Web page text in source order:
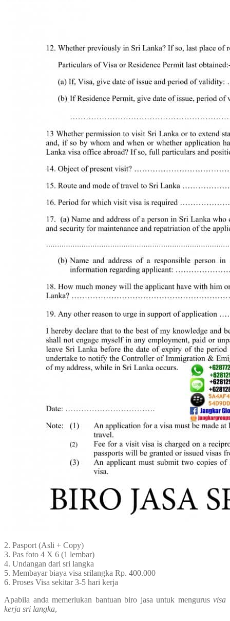
2. Pasport (Asli + Copy)
3. Pas foto 4 X 6 (1 lembar)
4. Undangan dari sri langka
5. Membayar biaya visa srilangka Rp. 400.000
6. Proses Visa sekitar 3-5 hari kerja
Apabila anda memerlukan bantuan biro jasa untuk mengurus visa
kerja sri langka,